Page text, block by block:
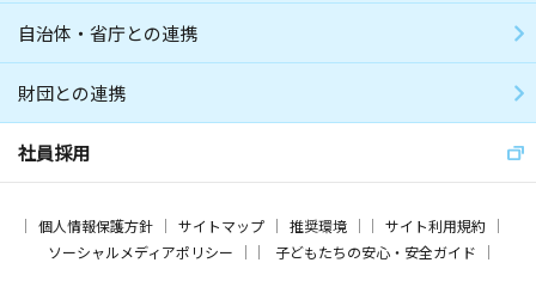
自治体・省庁との連携
財団との連携
社員採用
個人情報保護方針 サイトマップ 推奨環境
サイト利用規約
ソーシャルメディアポリシー
子どもたちの安心・安全ガイド